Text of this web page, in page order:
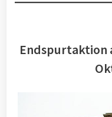
Endspurtaktion